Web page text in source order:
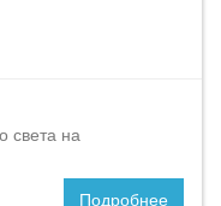
света на
Подробнее